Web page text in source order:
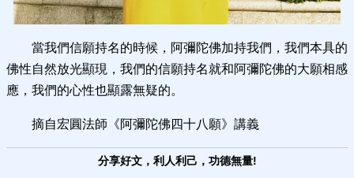
當我們信願持名的時候，阿彌陀佛加持我們，我們本具的
佛性自然放光顯現，我們的信願持名就和阿彌陀佛的大願相感
應，我們的心性也顯露無疑的。
摘自宏圓法師《阿彌陀佛四十八願》講義
分享好文，利人利己，功德無量!